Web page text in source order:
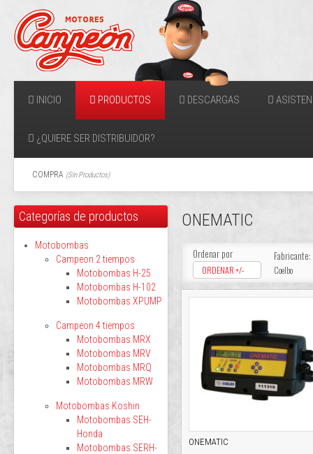
INICIO PRODUCTOS DESCARGAS
¿QUIERE SER DISTRIBUIDOR?
COMPRA (Sin Productos)
ONEMATIC
Ordenar por
ORDENAR +/-
Fabricante:
Coelbo
ONEMATIC
Categorías de productos
Motobombas
Campeon 2 tiempos
Motobombas H-25
Motobombas H-102
Motobombas XPUMP
Campeon 4 tiempos
Motobombas MRX
Motobombas MRV
Motobombas MRQ
Motobombas MRW
Motobombas Koshin
Motobombas SEH-
Honda
Motobombas SERH-